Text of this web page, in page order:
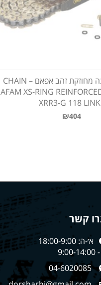
שרשרת הנעה מחוזקת זהב אפאם – CHAIN
AFAM XS-RING
XRR3-G 118
₪404
קשר
א׳-ה: 18:00-9:00
04-6020085